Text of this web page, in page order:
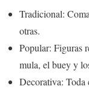
Tradicional:
otras.
Popular: Figuras
mula, el buey y
Decorativa: Toda